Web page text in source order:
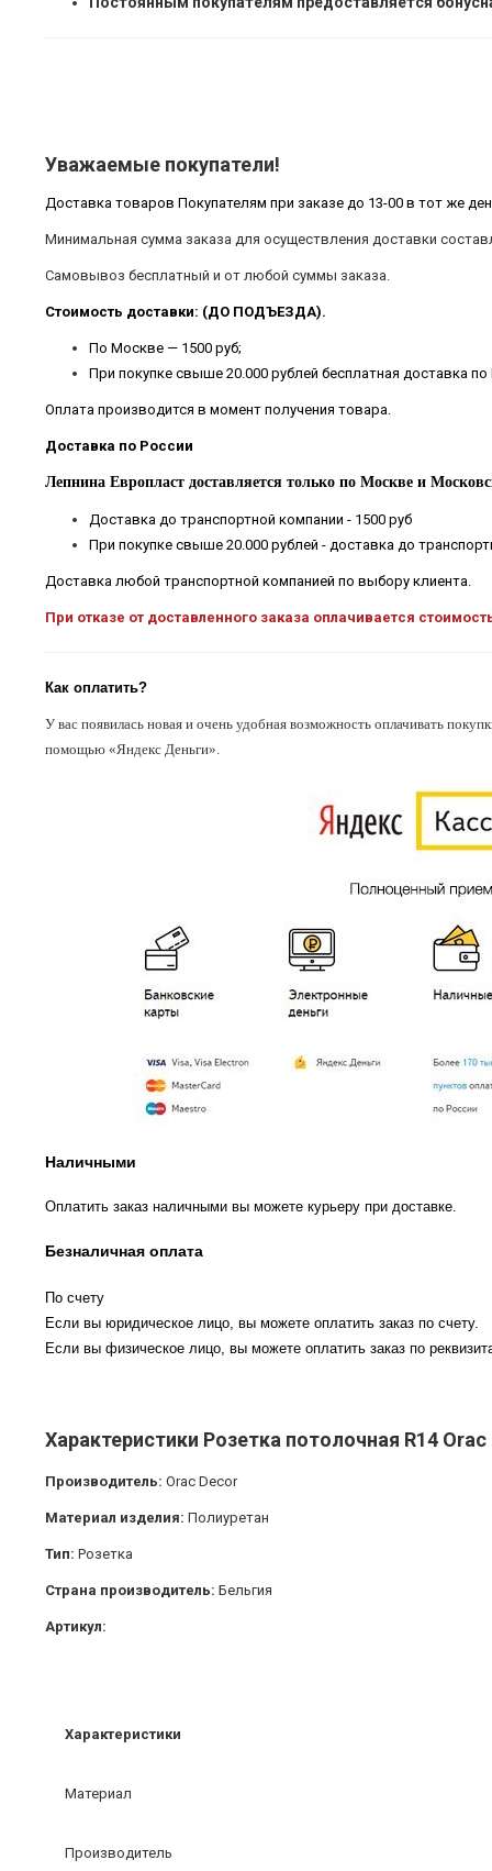
Уважаемые покупатели!
Доставка товаров Покупателям при заказе до 13-00 в тот же
Минимальная сумма заказа для осуществления доставки
Самовывоз бесплатный и от любой суммы заказа.
Стоимость доставки: (ДО ПОДЪЕЗДА).
По Москве — 1500 руб;
При покупке свыше 20.000 рублей бесплатная доставка
Оплата производится в момент получения товара.
Доставка по России
Лепнина Европласт доставляется только по Москве и
Доставка до транспортной компании - 1500 руб
При покупке свыше 20.000 рублей - доставка до
Доставка любой транспортной компанией по выбору клиента.
При отказе от доставленного заказа оплачивается
Как оплатить?
У вас появилась новая и очень удобная возможность оплачивать
помощью «Яндекс Деньги».
Наличными
Оплатить заказ наличными вы можете курьеру при доставке.
Безналичная оплата
По счету
Если вы юридическое лицо, вы можете оплатить заказ по счету.
Если вы физическое лицо, вы можете оплатить заказ по
Характеристики Розетка потолочная R14 Orac
Производитель: Orac Decor
Материал изделия: Полиуретан
Тип: Розетка
Страна производитель: Бельгия
Артикул:
Характеристики
Материал
Производитель